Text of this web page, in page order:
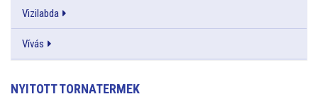
Vizilabda
Vívás
NYITOTT TORNATERMEK